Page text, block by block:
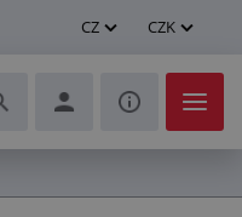
CZ CZK